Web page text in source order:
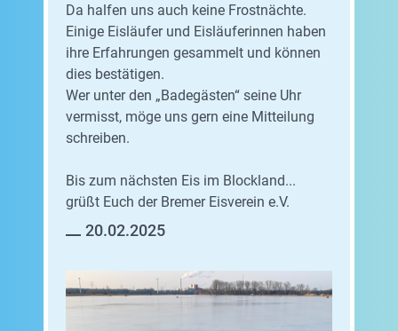
Da halfen uns auch keine Frostnächte.
Einige Eisläufer und Eisläuferinnen haben
ihre Erfahrungen gesammelt und können
dies bestätigen.
Wer unter den „Badegästen“ seine Uhr
vermisst, möge uns gern eine Mitteilung
schreiben.
Bis zum nächsten Eis im Blockland...
grüßt Euch der Bremer Eisverein e.V.
20.02.2025